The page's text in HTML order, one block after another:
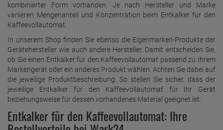
kombinierter Form vorhanden. Je nach Hersteller und Marke
variieren Mengenanteil und Konzentration beim Entkalker für den
Kaffeevollautomat.
In unserem Shop finden Sie ebenso die Eigenmarken-Produkte der
Gerätehersteller wie auch andere Hersteller. Damit entscheiden Sie,
ob Sie einen Entkalker für den Kaffeevollautomat passend zu Ihrem
Markengerät oder ein anderes Produkt wählen. Achten Sie dabei auf
die jeweilige Produktbeschreibung. So stellen Sie sicher, dass der
jeweilige Entkalker für den Kaffeevollautomat für Ihr Gerät
beziehungsweise für dessen vorhandenes Material geeignet ist.
Entkalker für den Kaffeevollautomat: Ihre